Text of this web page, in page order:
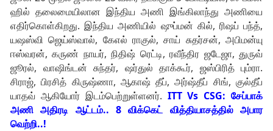
ஹில் தலைமையிலான இந்திய அணி இங்கிலாந்து அணியை
எதிர்கொள்கிறது. இந்திய அணியில் ஷுப்மன் கில், ரிஷப் பந்த்,
யஷஸ்வி ஜெய்ஸ்வால், கேஎல் ராகுல், சாய் சுதர்சன், அபிமன்யு
ஈஸ்வரன், கருண் நாயர், நிதிஷ் ரெட்டி, ரவீந்திர ஜடேஜா, துருவ்
ஜூரல், வாஷிங்டன் சுந்தர், ஷர்துல் தாக்கூர், ஜஸ்பிரித் பும்ரா.
சிராஜ், பிரசித் கிருஷ்ணா, ஆகாஷ் தீப், அர்ஷ்தீப் சிங், குல்தீப்
யாதவ் ஆகியோர் இடம்பெற்றுள்ளனர். ITT Vs CSG: சேப்பாக்
அணி அதிரடி ஆட்டம்.. 8 விக்கெட் வித்தியாசத்தில் அபார
வெற்றி..!